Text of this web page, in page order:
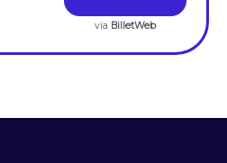
via BilletWeb